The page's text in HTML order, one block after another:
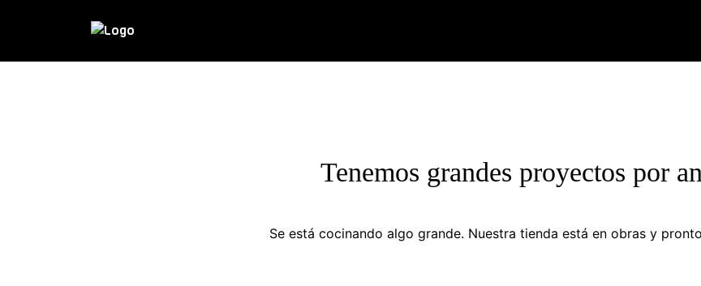
Tenemos grandes proyectos por
Se está cocinando algo grande. Nuestra tienda está en obras y